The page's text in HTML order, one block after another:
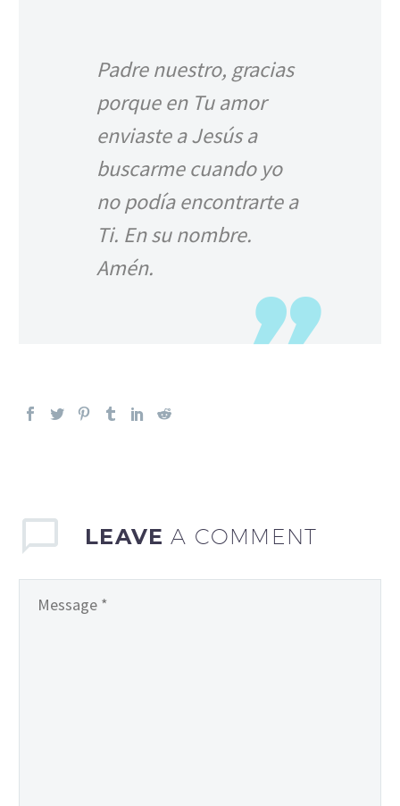
Padre nuestro, gracias
porque en Tu amor
enviaste a Jesús a
buscarme cuando yo
no podía encontrarte a
Ti. En su nombre.
Amén.
LEAVEA COMMENT